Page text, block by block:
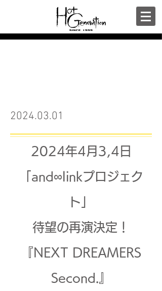
2024.03.01
2024年4月3,4日
「and∞linkプロジェク
ト」
待望の再演決定！
『NEXT DREAMERS
Second.』